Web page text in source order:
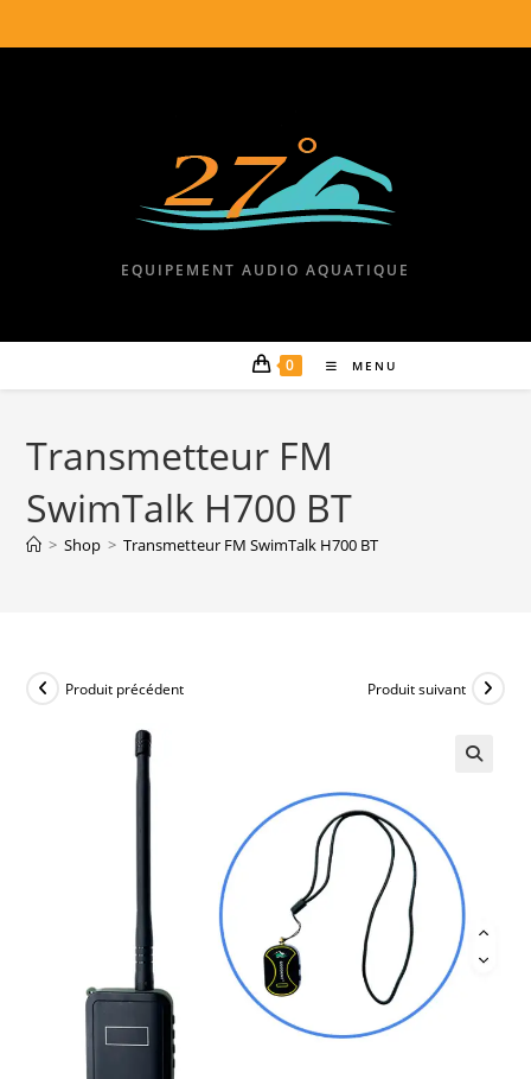
EQUIPEMENT AUDIO AQUATIQUE
0 MENU
Transmetteur FM
SwimTalk H700 BT
> Shop > Transmetteur FM SwimTalk H700 BT
Produit précédent Produit suivant